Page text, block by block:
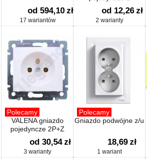
od 594,10 zł
17 wariantów
uziemieniem
od 12,26 zł
2 warianty
Polecamy
VALENA gniazdo
pojedyncze 2P+Z
od 30,54 zł
3 warianty
Polecamy
Gniazdo podwójne z/u
18,69 zł
1 wariant